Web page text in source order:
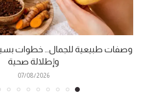
وصفات طبيعية للجمال… خطوات
وإطلالة صحية
07/08/2026